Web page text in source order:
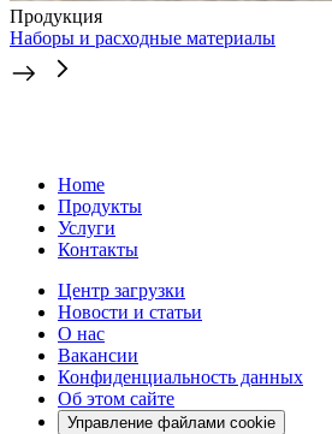
Продукция
Наборы и расходные материалы
Home
Продукты
Услуги
Контакты
Центр загрузки
Новости и статьи
О нас
Вакансии
Конфиденциальность данных
Об этом сайте
Управление файлами cookie